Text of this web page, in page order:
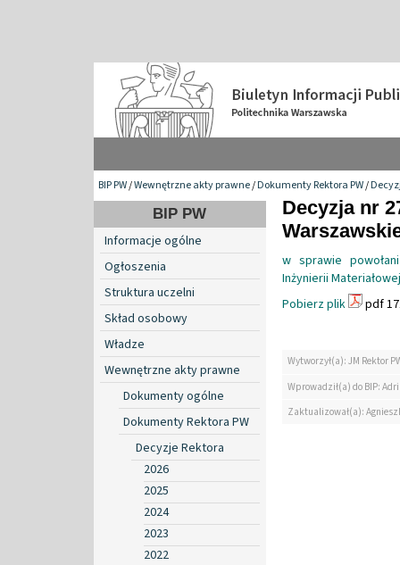
BIP PW/Wewnętrzne akty prawne/Dokumenty Rektora PW/
BIP PW
Informacje ogólne
Ogłoszenia
Struktura uczelni
Skład osobowy
Władze
Wewnętrzne akty prawne
Dokumenty ogólne
Dokumenty Rektora PW
Decyzje Rektora
2026
2025
2024
2023
2022
Decyzja nr
w sprawie
Inżynierii
Pobierz plik
pdf
Wytworzył(a): JM Rektor
Wprowadził(a) do BIP:
Zaktualizował(a):